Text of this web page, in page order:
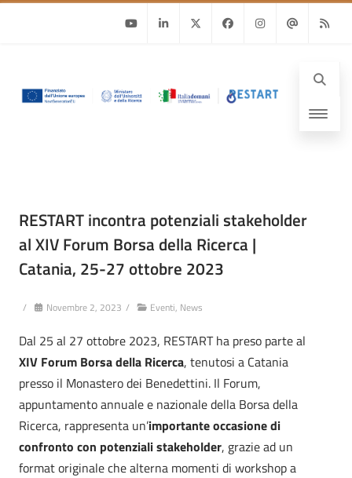
RESTART incontra potenziali stakeholder
al XIV Forum Borsa della Ricerca |
Catania, 25-27 ottobre 2023
/ Novembre 2, 2023 / Eventi, News
Dal 25 al 27 ottobre 2023, RESTART ha preso parte al
XIV Forum Borsa della Ricerca, tenutosi a Catania
presso il Monastero dei Benedettini. Il Forum,
appuntamento annuale e nazionale della Borsa della
Ricerca, rappresenta un’importante occasione di
confronto con potenziali stakeholder, grazie ad un
format originale che alterna momenti di workshop a